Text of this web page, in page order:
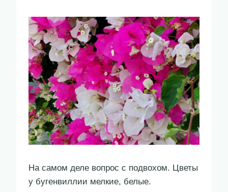
На самом деле вопрос с подвохом. Цветы
у бугенвиллии мелкие, белые.